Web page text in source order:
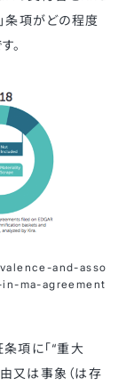
条項がどの程度
。
and-asso
ma-agreement
項に「“重大
又は事象（は存